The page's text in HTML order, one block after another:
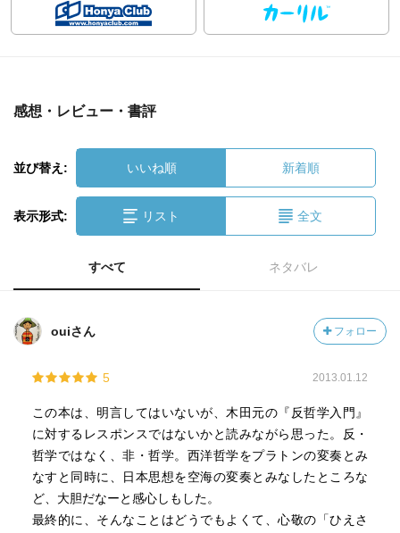
感想・レビュー・書評
並び替え: いいね順 新着順
表示形式: リスト 全文
すべて ネタバレ
ouiさん フォロー
5 2013.01.12
この本は、明言してはいないが、木田元の『反哲学入門』
に対するレスポンスではないかと読みながら思った。反・
哲学ではなく、非・哲学。西洋哲学をプラトンの変奏とみ
なすと同時に、日本思想を空海の変奏とみなしたところな
ど、大胆だなーと感心しもした。
最終的に、そんなことはどうでもよくて、心敬の「ひえさ